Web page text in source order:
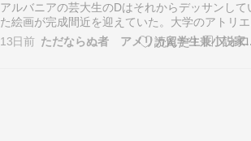
アルバニアの芸大生のDはそれからデッサンして
た絵画が完成間近を迎えていた。大学のアトリ
すでに油絵が完成に近い。その精度は高く、色
やタッチ、曲線美などが見事だ。この時もDは芸
13日前 ただならぬ者 ア